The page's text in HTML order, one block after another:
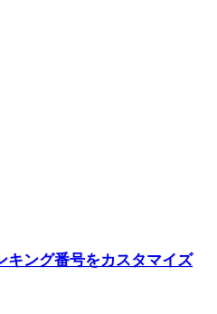
キング番号をカスタマイズ